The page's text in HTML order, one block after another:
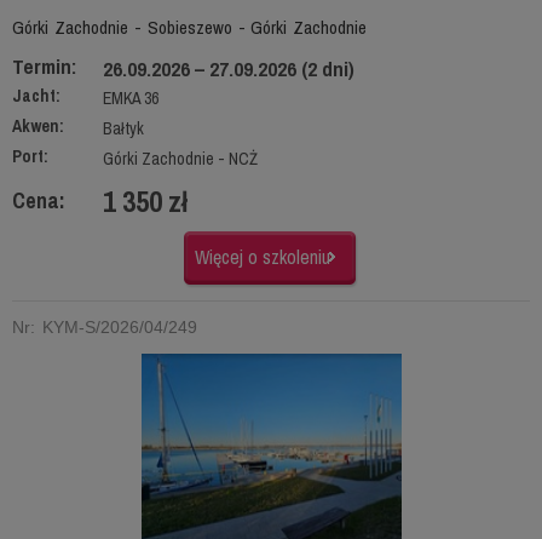
Górki Zachodnie - Sobieszewo - Górki Zachodnie
Termin: 26.09.2026 – 27.09.2026 (2 dni)
Jacht:
EMKA 36
Akwen:
Bałtyk
Port:
Górki Zachodnie - NCŻ
Cena: 1 350 zł
Więcej o szkoleniu
Nr: KYM-S/2026/04/249